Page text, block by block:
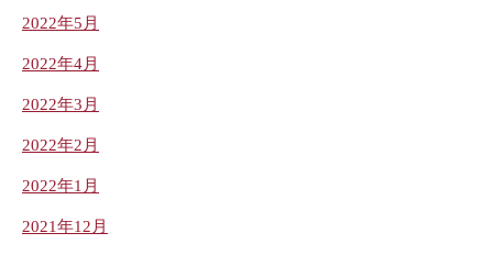
2022年5月
2022年4月
2022年3月
2022年2月
2022年1月
2021年12月